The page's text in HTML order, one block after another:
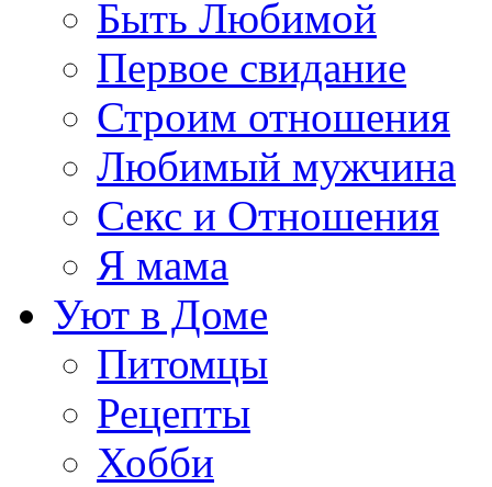
Быть Любимой
Первое свидание
Строим отношения
Любимый мужчина
Секс и Отношения
Я мама
Уют в Доме
Питомцы
Рецепты
Хобби